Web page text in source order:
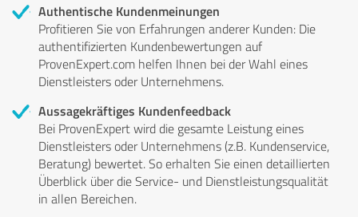
Authentische Kundenmeinungen
Profitieren Sie von Erfahrungen anderer Kunden: Die
authentifizierten Kundenbewertungen auf
ProvenExpert.com helfen Ihnen bei der Wahl eines
Dienstleisters oder Unternehmens.
Aussagekräftiges Kundenfeedback
Bei ProvenExpert wird die gesamte Leistung eines
Dienstleisters oder Unternehmens (z.B. Kundenservice,
Beratung) bewertet. So erhalten Sie einen detaillierten
Überblick über die Service- und Dienstleistungsqualität
in allen Bereichen.